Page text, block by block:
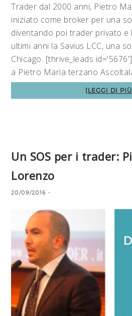
Trader dal 2000 anni, Pietro
iniziato come broker per una
diventando poi trader privato e
ultimi anni la Savius LCC, una
Chicago. [thrive_leads
a Pietro Maria terzano
[LEGGI DI
Un SOS per i trader:
Lorenzo
20/09/2016 -